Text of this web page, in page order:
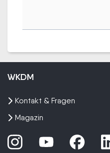
WKDM
Kontakt & Fragen
Magazin